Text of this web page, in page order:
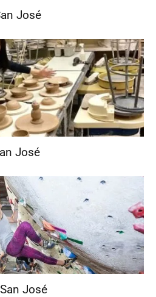
José
José
José